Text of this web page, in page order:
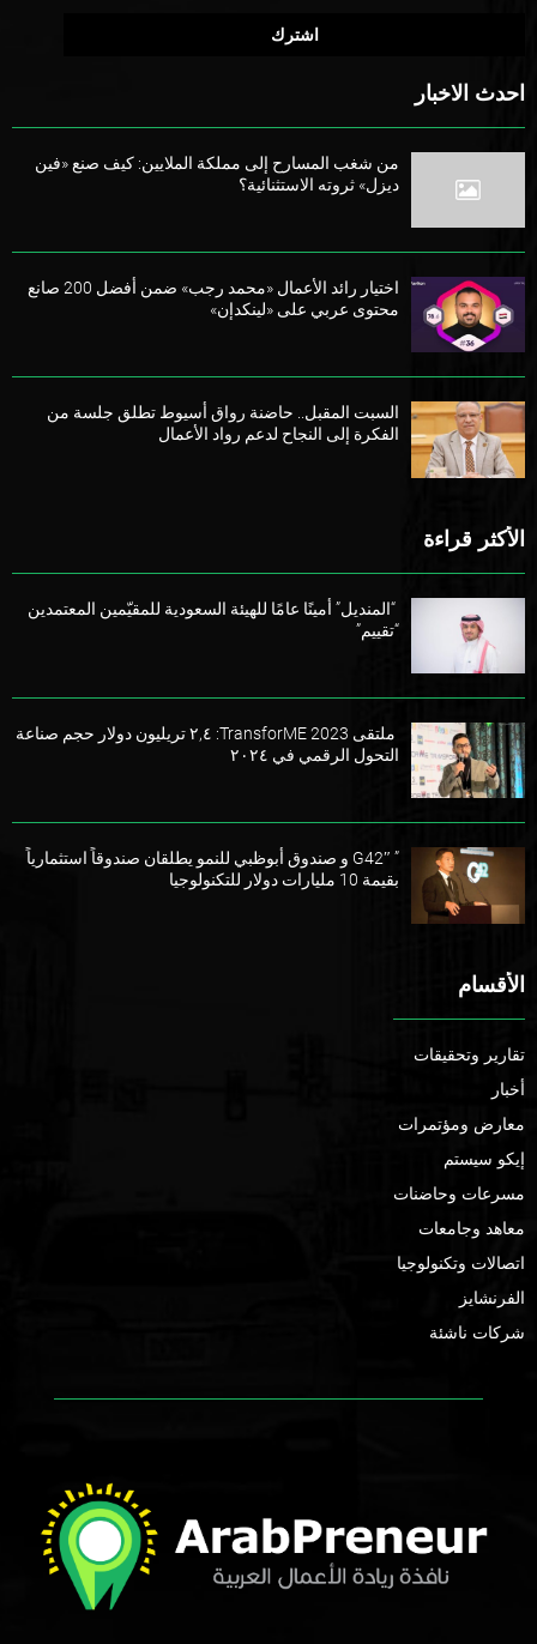
احدث الاخبار
من شغب المسارح إلى مملكة الملايين: كيف صنع «فين
ديزل» ثروته الاستثنائية؟
اختيار رائد الأعمال «محمد رجب» ضمن أفضل 200 صانع
محتوى عربي على «لينكدإن»
السبت المقبل.. حاضنة رواق أسيوط تطلق جلسة من
الفكرة إلى النجاح لدعم رواد الأعمال
الأكثر قراءة
“المنديل” أمينًا عامًا للهيئة السعودية للمقيّمين المعتمدين
“تقييم”
ملتقى TransforME 2023: ٢,٤ تريليون دولار حجم صناعة
التحول الرقمي في ٢٠٢٤
” G42″ و صندوق أبوظبي للنمو يطلقان صندوقاً استثمارياً
بقيمة 10 مليارات دولار للتكنولوجيا
الأقسام
تقارير وتحقيقات
أخبار
معارض ومؤتمرات
إيكو سيستم
مسرعات وحاضنات
معاهد وجامعات
اتصالات وتكنولوجيا
الفرنشايز
شركات ناشئة